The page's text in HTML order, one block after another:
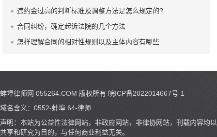
违约金过高的判断标准及调整方法是怎么规定的?
合同纠纷，确定起诉法院的几个方法
怎样理解合同的相对性规则以及主体内容有哪些
蚌埠律师网 055264.COM 版权所有 皖ICP备2022014667号-1
域名含义：0552-蚌埠 64-律师
声明：本站为公益性法律网站，非政府网站，非律协网站，刊载内容均以
共享和研究为目的，与任何商业利益无关。